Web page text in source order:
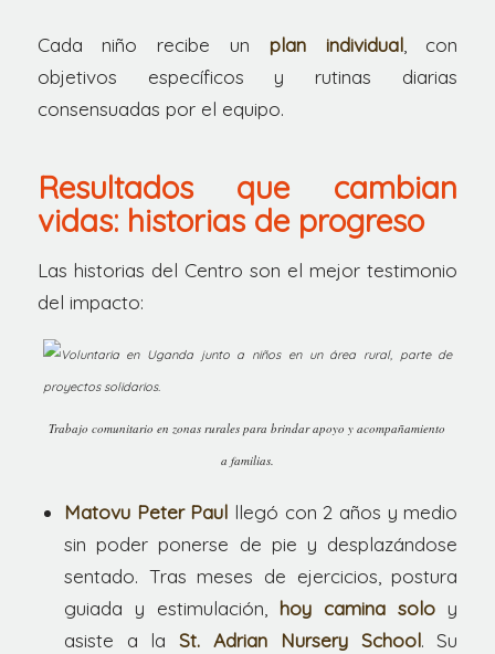
Cada niño recibe un plan individual, con
objetivos específicos y rutinas diarias
consensuadas por el equipo.
Resultados que cambian
vidas: historias de progreso
Las historias del Centro son el mejor testimonio
del impacto:
Trabajo comunitario en zonas rurales para brindar apoyo y acompañamiento
a familias.
Matovu Peter Paul llegó con 2 años y medio
sin poder ponerse de pie y desplazándose
sentado. Tras meses de ejercicios, postura
guiada y estimulación,hoy camina solo y
asiste a laSt. Adrian Nursery School. Su